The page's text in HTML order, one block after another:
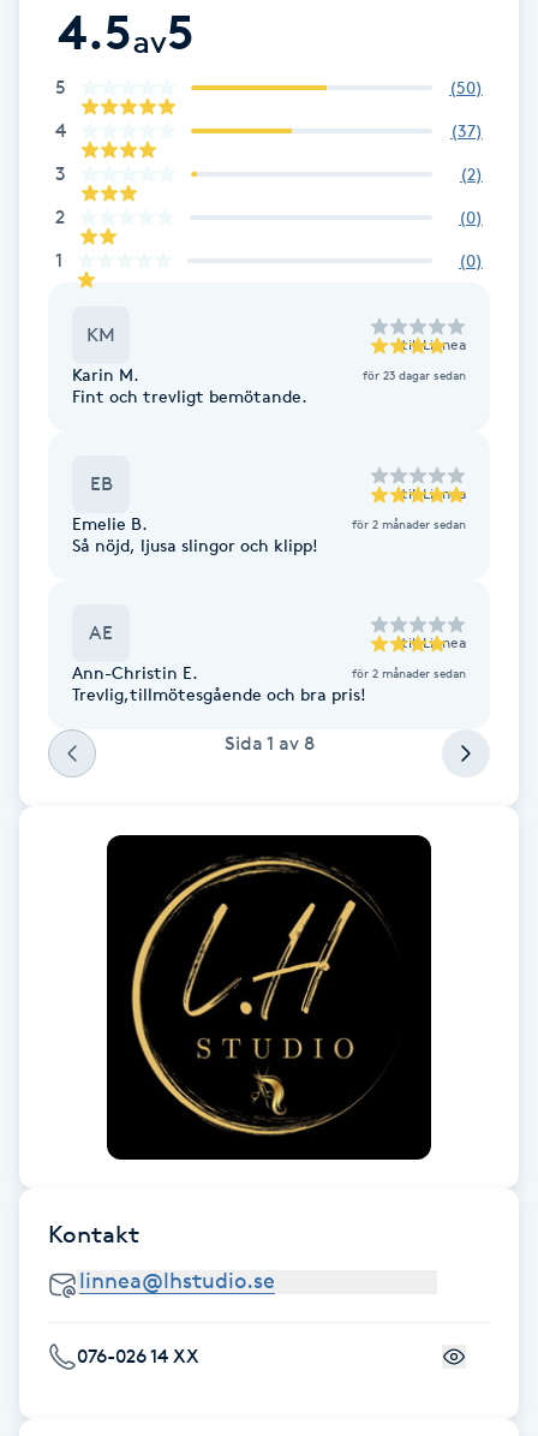
Fransk manikyr
Fransrengöring
Frekvensterapi
Friskvård
Friskvårdsmassage
Färgning
Gelenaglar
Gellack
Gellack med förstärkning
Gravidmassage
Hatha Yoga
Headspa
Healing
Herrklippning
4.5av5
5 (50)
4 (37)
3 (2)
2 (0)
1 (0)
KM till Linnea
Karin M. för 23 dagar sedan
Fint och trevligt bemötande.
EB till Linnea
Emelie B. för 2 månader sedan
Så nöjd, ljusa slingor och klipp!
AE till Linnea
Ann-Christin E. för 2 månader sedan
Trevlig,tillmötesgående och bra pris!
Sida 1 av 8
Kontakt
076-026 14 XX